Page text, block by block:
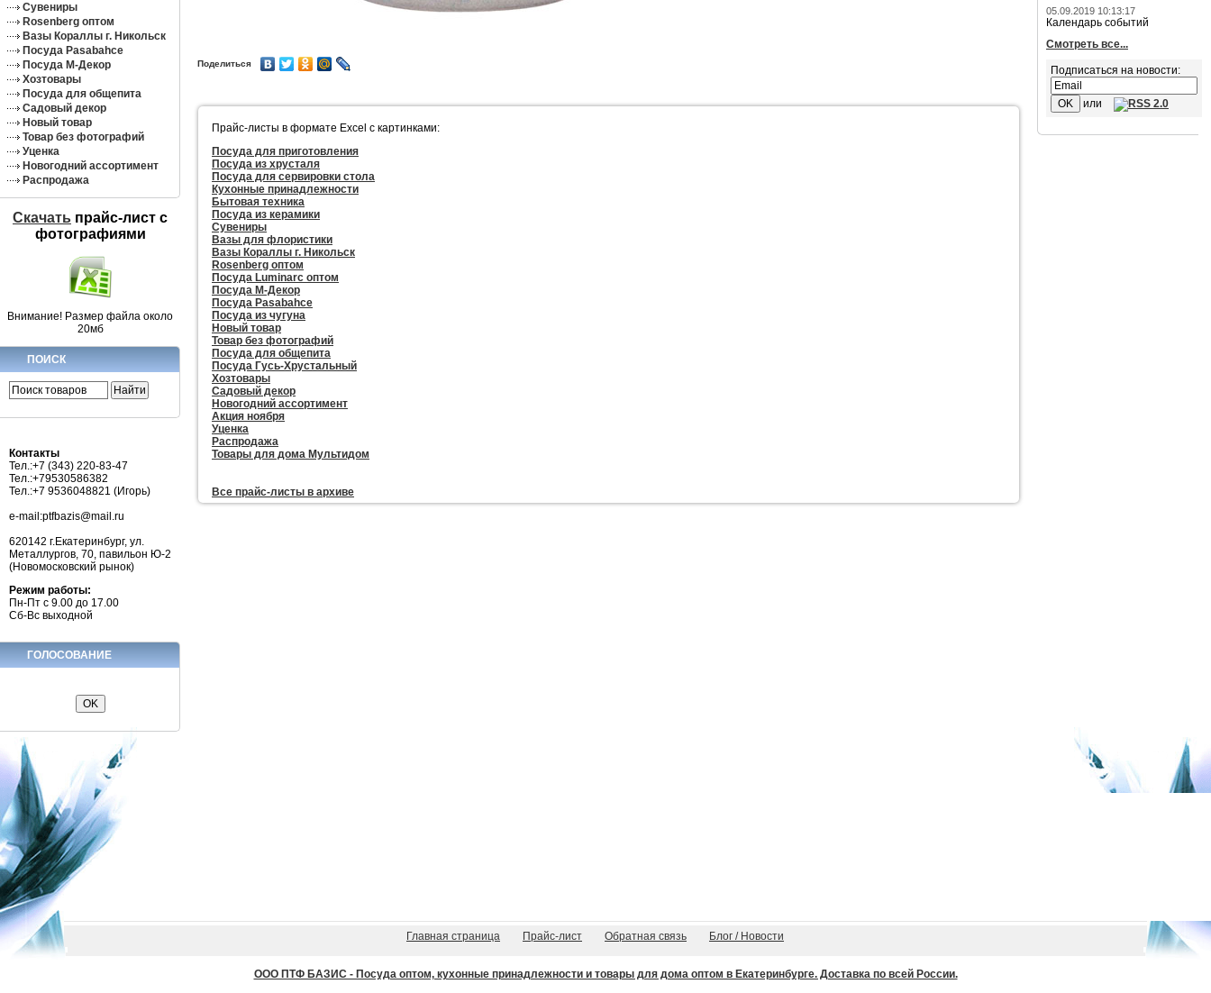
Сувениры
Rosenberg оптом
Вазы Кораллы г. Никольск
Посуда Pasabahce
Посуда М-Декор
Хозтовары
Посуда для общепита
Садовый декор
Новый товар
Товар без фотографий
Уценка
Новогодний ассортимент
Распродажа
Скачать прайс-лист c
фотографиями
Внимание! Размер файла около
20мб
ПОИСК
Контакты
Тел.:+7 (343) 220-83-47
Тел.:+79530586382
Тел.:+7 9536048821 (Игорь)
e-mail:ptfbazis@mail.ru
620142 г.Екатеринбург, ул.
Металлургов, 70, павильон Ю-2
(Новомосковский рынок)
Режим работы:
Пн-Пт с 9.00 до 17.00
Сб-Вс выходной
ГОЛОСОВАНИЕ
Поделиться
Прайс-листы в формате Excel с картинками:
Посуда для приготовления
Посуда из хрусталя
Посуда для сервировки стола
Кухонные принадлежности
Бытовая техника
Посуда из керамики
Сувениры
Вазы для флористики
Вазы Кораллы г. Никольск
Rosenberg оптом
Посуда Luminarc оптом
Посуда М-Декор
Посуда Pasabahce
Посуда из чугуна
Новый товар
Товар без фотографий
Посуда для общепита
Посуда Гусь-Хрустальный
Хозтовары
Садовый декор
Новогодний ассортимент
Акция ноября
Уценка
Распродажа
Товары для дома Мультидом
Все прайc-листы в архиве
05.09.2019 10:13:17
Календарь событий
Смотреть все...
Подписаться на новости:
или
Главная страница Прайс-лист Обратная связь Блог / Новости
ООО ПТФ БАЗИС - Посуда оптом, кухонные принадлежности и товары для дома оптом в Екатеринбурге. Доставка по всей России.